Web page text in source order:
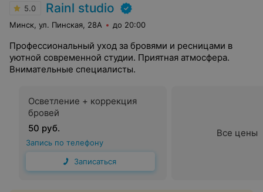
5.0 Rainl studio
Минск, ул. Пинская, 28А до 20:00
Профессиональный уход за бровями и ресницами в
уютной современной студии. Приятная атмосфера.
Внимательные специалисты.
Осветление + коррекция
бровей
50 руб.
Запись по телефону
Записаться
Все цены